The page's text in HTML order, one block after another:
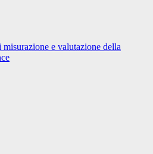
misurazione e valutazione della